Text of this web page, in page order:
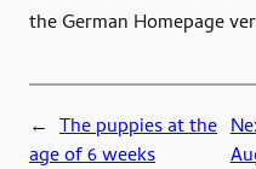
the German Homepage
← The puppies at the
age of 6 weeks